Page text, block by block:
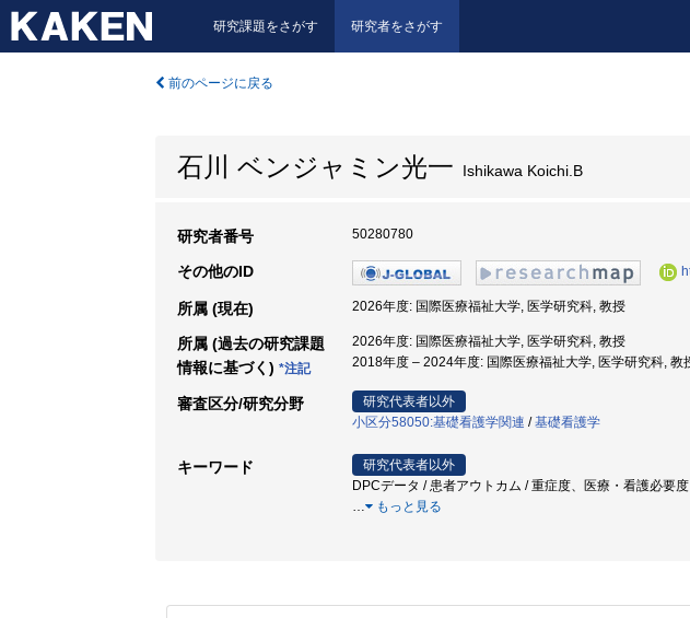
研究課題をさがす 研究者をさがす
前のページに戻る
石川 ベンジャミン光一 Ishikawa Koichi.B
研究者番号 50280780
その他のID
所属 (現在) 2026年度: 国際医療福祉大学, 医学研究科, 教授
所属 (過去の研究課題
情報に基づく) *注記
2026年度: 国際医療福祉大学, 医学研究科, 教授
2018年度 – 2024年度: 国際医療福祉大学, 医学研究科, 教
審査区分/研究分野
研究代表者以外
小区分58050:基礎看護学関連 /基礎看護学
キーワード
研究代表者以外
DPCデータ / 患者アウトカム / 重症度、医療・看護必要
…
もっと見る